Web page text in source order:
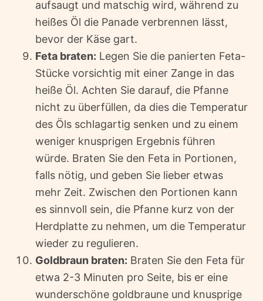
aufsaugt und matschig wird, während zu
heißes Öl die Panade verbrennen lässt,
bevor der Käse gart.
Feta braten: Legen Sie die panierten Feta-
Stücke vorsichtig mit einer Zange in das
heiße Öl. Achten Sie darauf, die Pfanne
nicht zu überfüllen, da dies die Temperatur
des Öls schlagartig senken und zu einem
weniger knusprigen Ergebnis führen
würde. Braten Sie den Feta in Portionen,
falls nötig, und geben Sie lieber etwas
mehr Zeit. Zwischen den Portionen kann
es sinnvoll sein, die Pfanne kurz von der
Herdplatte zu nehmen, um die Temperatur
wieder zu regulieren.
Goldbraun braten: Braten Sie den Feta für
etwa 2-3 Minuten pro Seite, bis er eine
wunderschöne goldbraune und knusprige